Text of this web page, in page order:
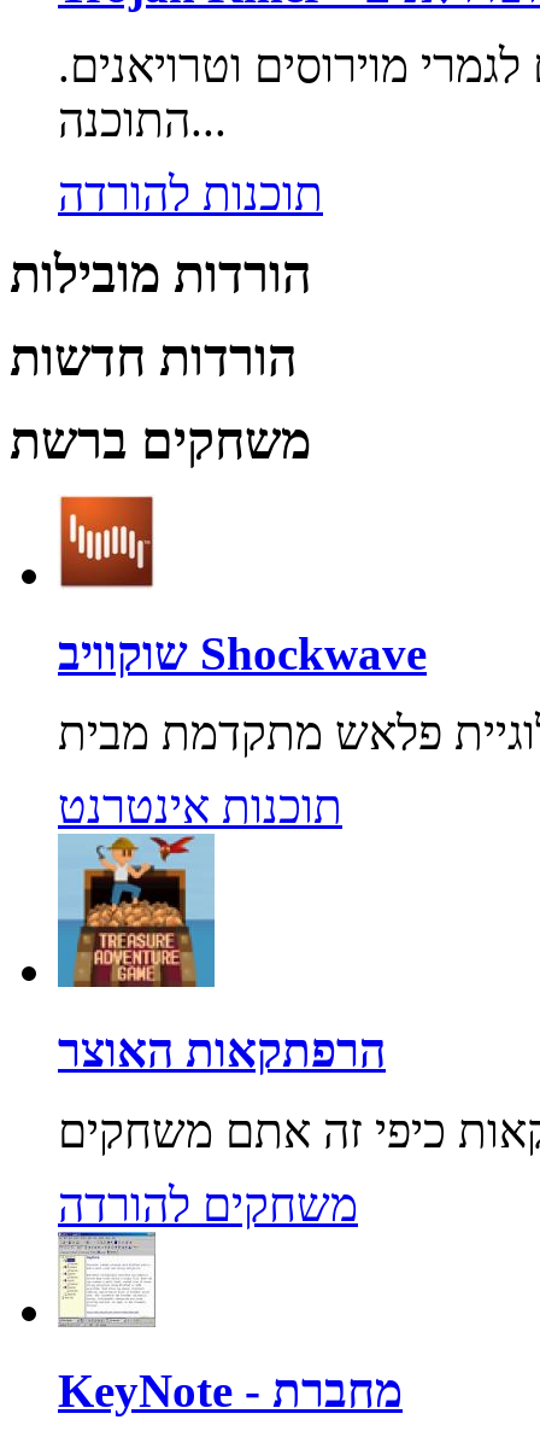
מוירוסים וטרויאנים.
התוכנה...
תוכנות להורדה
הורדות מובילות
הורדות חדשות
משחקים ברשת
שוקוויב Shockwave
תוכנות אינטרנט
הרפתקאות האוצר
משחקים להורדה
KeyNote - מחברת